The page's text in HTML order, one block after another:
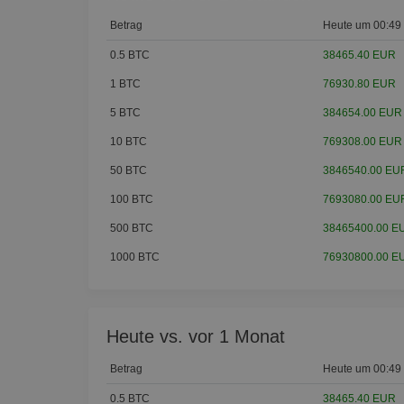
Betrag Heute um 00:49
0.5 BTC 38465.40 EUR
1 BTC 76930.80 EUR
5 BTC 384654.00 EUR
10 BTC 769308.00 EUR
50 BTC 3846540.00
100 BTC 7693080.00
500 BTC 38465400.00
1000 BTC 76930800.00
Heute vs. vor 1 Monat
Betrag Heute um 00:49
0.5 BTC 38465.40 EUR